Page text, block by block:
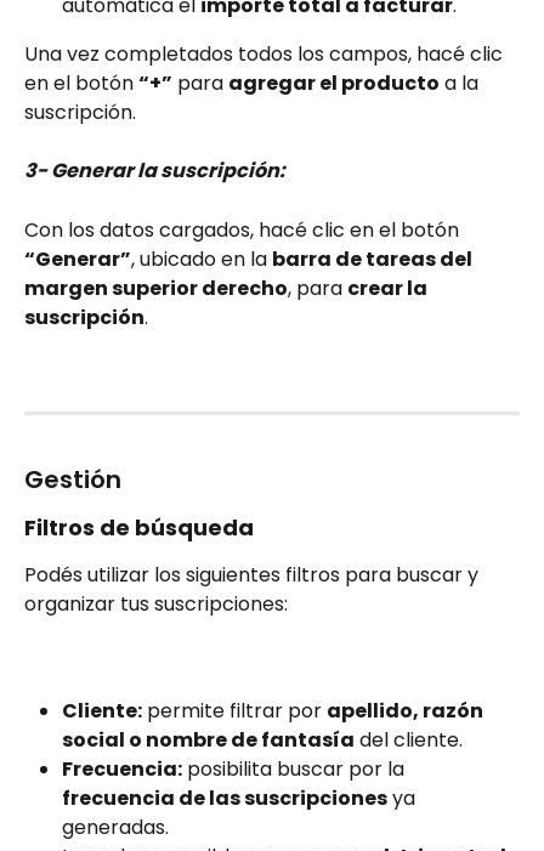
Una vez completados todos los campos, hacé clic
en el botón “+” para agregar el producto a la
suscripción.
3- Generar la suscripción:
Con los datos cargados, hacé clic en el botón
“Generar”, ubicado en la barra de tareas del
margen superior derecho, para crear la
suscripción.
Gestión
Filtros de búsqueda
Podés utilizar los siguientes filtros para buscar y
organizar tus suscripciones:
Cliente: permite filtrar por apellido, razón
social o nombre de fantasía del cliente.
Frecuencia: posibilita buscar por la
frecuencia de las suscripciones ya
generadas.